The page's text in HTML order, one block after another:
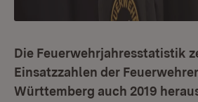
Die Feuerwehrjahresstatistik
Einsatzzahlen der
Württemberg auch 2019